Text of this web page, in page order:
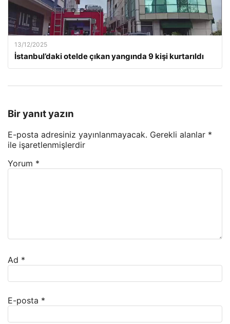
13/12/2025
İstanbul’daki otelde çıkan yangında 9 kişi kurtarıldı
Bir yanıt yazın
E-posta adresiniz yayınlanmayacak. Gerekli alanlar *
ile işaretlenmişlerdir
Yorum *
Ad *
E-posta *